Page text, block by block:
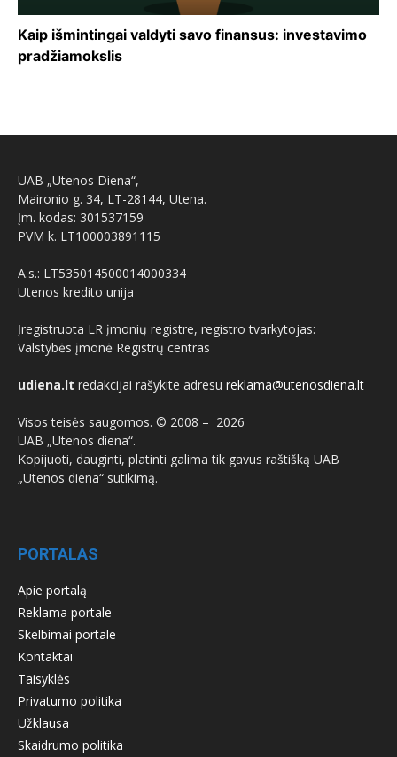
Kaip išmintingai valdyti savo finansus: investavimo
pradžiamokslis
UAB „Utenos Diena“,
Maironio g. 34, LT-28144, Utena.
Įm. kodas: 301537159
PVM k. LT100003891115
A.s.: LT535014500014000334
Utenos kredito unija
Įregistruota LR įmonių registre, registro tvarkytojas:
Valstybės įmonė Registrų centras
udiena.lt redakcijai rašykite adresu reklama@utenosdiena.lt
Visos teisės saugomos. © 2008 – 2026
UAB „Utenos diena“.
Kopijuoti, dauginti, platinti galima tik gavus raštišką UAB
„Utenos diena“ sutikimą.
PORTALAS
Apie portalą
Reklama portale
Skelbimai portale
Kontaktai
Taisyklės
Privatumo politika
Užklausa
Skaidrumo politika